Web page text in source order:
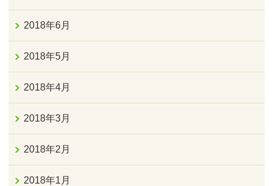
2018年6月
2018年5月
2018年4月
2018年3月
2018年2月
2018年1月